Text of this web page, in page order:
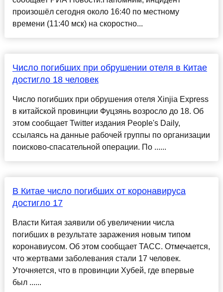
произошёл сегодня около 16:40 по местному
времени (11:40 мск) на скоростно...
Число погибших при обрушении отеля в Китае
достигло 18 человек
Число погибших при обрушения отеля Xinjia Express
в китайской провинции Фуцзянь возросло до 18. Об
этом сообщает Twitter издания People's Daily,
ссылаясь на данные рабочей группы по организации
поисково-спасательной операции. По ......
В Китае число погибших от коронавируса
достигло 17
Власти Китая заявили об увеличении числа
погибших в результате заражения новым типом
коронавиусом. Об этом сообщает ТАСС. Отмечается,
что жертвами заболевания стали 17 человек.
Уточняется, что в провинции Хубей, где впервые
был ......